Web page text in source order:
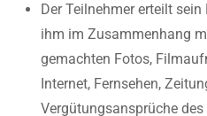
Der Teilnehmer erteilt
ihm im Zusammenhang
gemachten Fotos,
Internet, Fernsehen,
Vergütungsansprüche